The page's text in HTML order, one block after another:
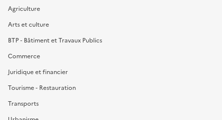
Agriculture
Arts et culture
BTP - Bâtiment et Travaux Publics
Commerce
Juridique et financier
Tourisme - Restauration
Transports